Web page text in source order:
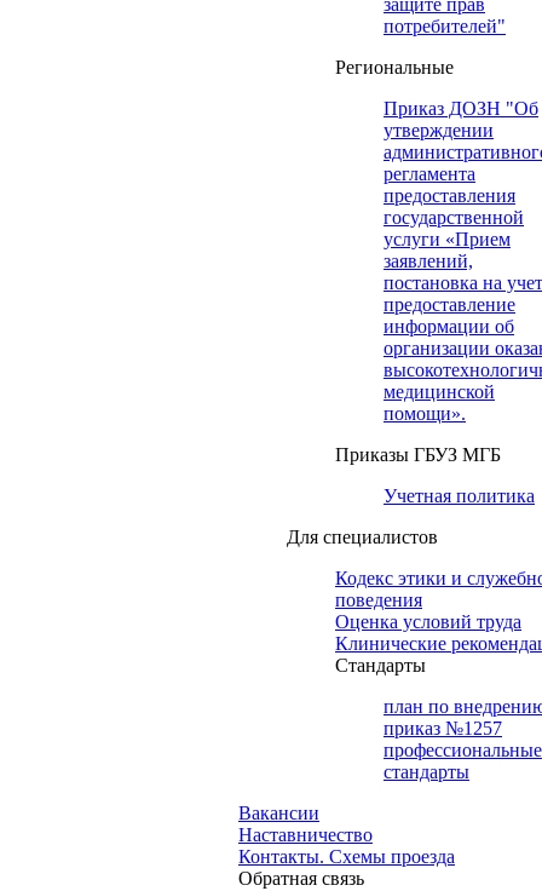
защите прав
потребителей"
Региональные
Приказ ДОЗН "Об
утверждении
регламента
предоставления
государственной
услуги «Прием
заявлений,
постановка на
предоставление
информации об
организации
медицинской
помощи».
Приказы ГБУЗ МГБ
Учетная политика
Для специалистов
Кодекс этики и
поведения
Оценка условий труда
Клинические
Cтандарты
план по
приказ №1257
профессиональные
стандарты
Вакансии
Наставничество
Контакты. Схемы проезда
Обратная связь